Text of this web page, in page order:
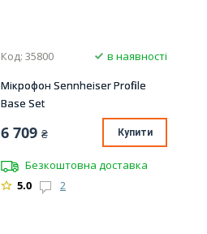
Код: 35800
в наявності
Мікрофон Sennheiser Profile
Base Set
6 709 ₴ Купити
Безкоштовна доставка
5.0
2